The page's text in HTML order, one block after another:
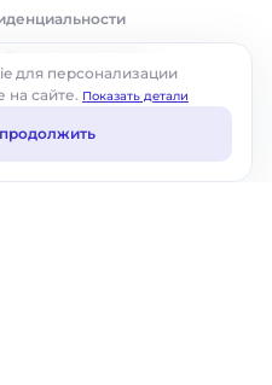
для персонализации
на сайте. Показать детали